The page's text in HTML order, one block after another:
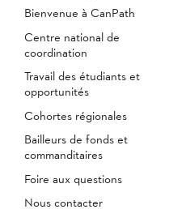
Bienvenue à CanPath
Centre national de
coordination
Travail des étudiants et
opportunités
Cohortes régionales
Bailleurs de fonds et
commanditaires
Foire aux questions
Nous contacter